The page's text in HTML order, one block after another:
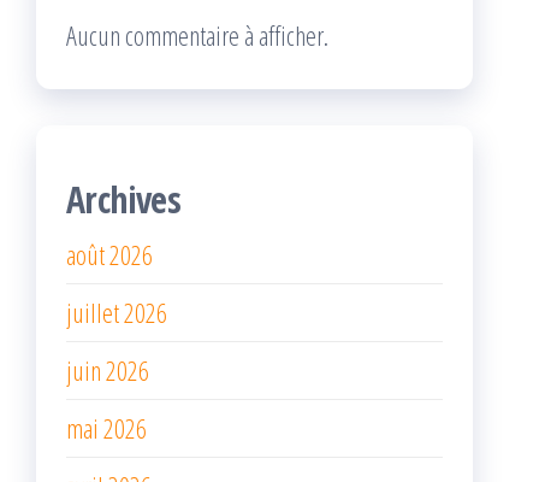
Aucun commentaire à afficher.
Archives
août 2026
juillet 2026
juin 2026
mai 2026